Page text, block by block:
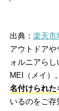
出典： 楽天市
アウトドア
ォルニアら
MEI（メイ）
名付けられた
いるのをご存